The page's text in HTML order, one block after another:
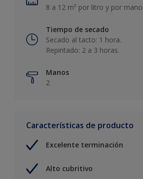
8 a 12 m² por litro y por mano.
Tiempo de secado
Secado al tacto: 1 hora.
Repintado: 2 a 3 horas.
Manos
2
Características de producto
Excelente terminación
Alto cubritivo